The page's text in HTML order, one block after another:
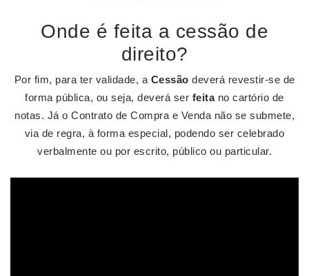
Onde é feita a cessão de
direito?
Por fim, para ter validade, a Cessão deverá revestir-se de
forma pública, ou seja, deverá ser feitano cartório de
notas. Já o Contrato de Compra e Venda não se submete,
via de regra, à forma especial, podendo ser celebrado
verbalmente ou por escrito, público ou particular.